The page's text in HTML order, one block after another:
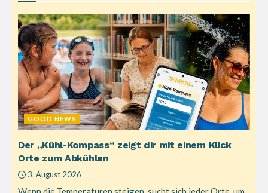
GOOD NEWS
Der „Kühl-Kompass“ zeigt dir mit einem Klick
Orte zum Abkühlen
3. August 2026